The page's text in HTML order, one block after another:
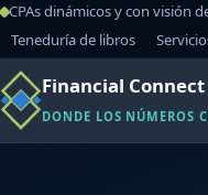
CPAs dinámicos y con visión
Teneduría de libros
Financial Connect
DONDE LOS NÚMEROS